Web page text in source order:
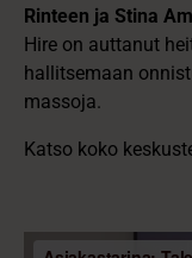
Rinteen ja Stina
Hire on auttanut
hallitsemaan
massoja.
Katso koko